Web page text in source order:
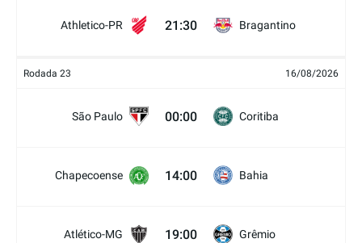
Athletico-PR 21:30 Bragantino
Rodada 23 16/08/2026
São Paulo 00:00 Coritiba
Chapecoense 14:00 Bahia
Atlético-MG 19:00 Grêmio